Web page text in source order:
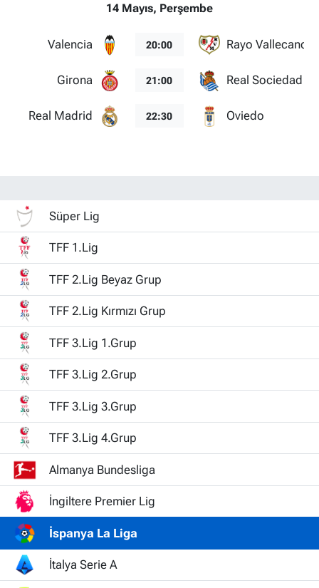
14 Mayıs, Perşembe
Valencia 20:00 Rayo Vallecano
Girona 21:00 Real Sociedad
Real Madrid 22:30 Oviedo
Süper Lig
TFF 1.Lig
TFF 2.Lig Beyaz Grup
TFF 2.Lig Kırmızı Grup
TFF 3.Lig 1.Grup
TFF 3.Lig 2.Grup
TFF 3.Lig 3.Grup
TFF 3.Lig 4.Grup
Almanya Bundesliga
İngiltere Premier Lig
İspanya La Liga
İtalya Serie A